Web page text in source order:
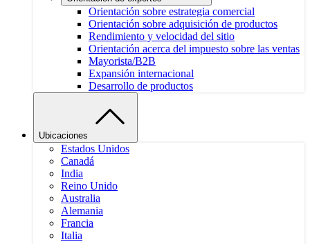
Orientación sobre estrategia comercial
Orientación sobre adquisición de productos
Rendimiento y velocidad del sitio
Orientación acerca del impuesto sobre las ventas
Mayorista/B2B
Expansión internacional
Desarrollo de productos
Ubicaciones
Estados Unidos
Canadá
India
Reino Unido
Australia
Alemania
Francia
Italia